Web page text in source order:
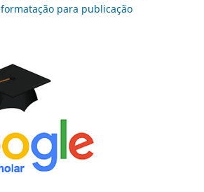
para publicação